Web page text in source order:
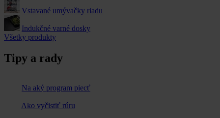
Vstavané umývačky riadu
Indukčné varné dosky
Všetky produkty
Tipy a rady
Na aký program piecť
Ako vyčistiť rúru